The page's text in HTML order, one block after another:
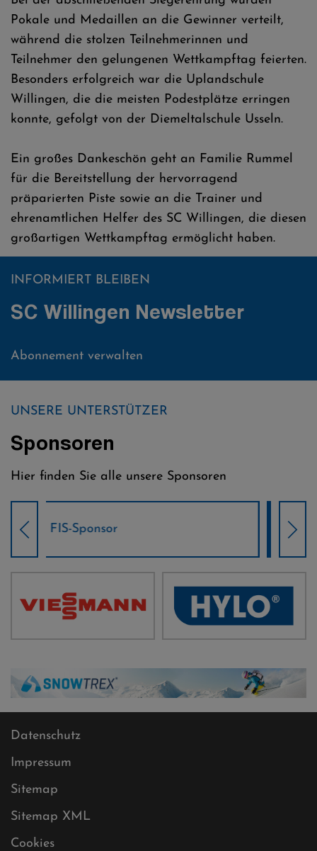
Pokale und Medaillen an die Gewinner verteilt,
während die stolzen Teilnehmerinnen und
Teilnehmer den gelungenen Wettkampftag feierten.
Besonders erfolgreich war die Uplandschule
Willingen, die die meisten Podestplätze erringen
konnte, gefolgt von der Diemeltalschule Usseln.
Ein großes Dankeschön geht an Familie Rummel
für die Bereitstellung der hervorragend
präparierten Piste sowie an die Trainer und
ehrenamtlichen Helfer des SC Willingen, die diesen
großartigen Wettkampftag ermöglicht haben.
INFORMIERT BLEIBEN
SC Willingen Newsletter
Abonnement verwalten
UNSERE UNTERSTÜTZER
Sponsoren
Hier finden Sie alle unsere Sponsoren
Weltcup-Sponsoren Damen